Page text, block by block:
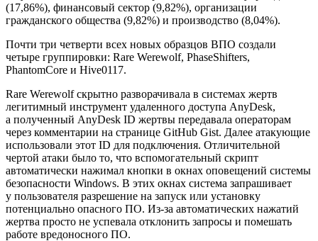
(17,86%), финансовый сектор (9,82%), организации
гражданского общества (9,82%) и производство (8,04%).
Почти три четверти всех новых образцов ВПО создали
четыре группировки: Rare Werewolf, PhaseShifters,
PhantomCore и Hive0117.
Rare Werewolf скрытно разворачивала в системах жертв
легитимный инструмент удаленного доступа AnyDesk,
а полученный AnyDesk ID жертвы передавала операторам
через комментарии на странице GitHub Gist. Далее атакующие
использовали этот ID для подключения. Отличительной
чертой атаки было то, что вспомогательный скрипт
автоматически нажимал кнопки в окнах оповещений системы
безопасности Windows. В этих окнах система запрашивает
у пользователя разрешение на запуск или установку
потенциально опасного ПО. Из-за автоматических нажатий
жертва просто не успевала отклонить запросы и помешать
работе вредоносного ПО.